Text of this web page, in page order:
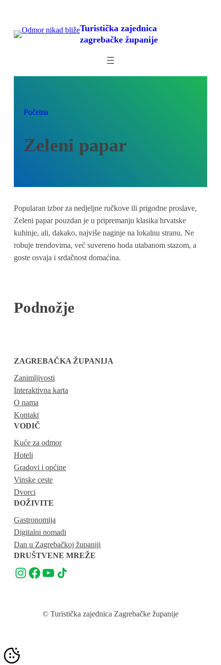
sadržaja
Turistička zajednica
zagrebačke županije
Početna
Zeleni papar
Popularan izbor za nedjeljne ručkove ili prigodne proslave,
Zeleni papar pouzdan je u pripremanju klasika hrvatske
kuhinje, ali, dakako, najviše naginje na lokalnu stranu. Ne
robuje trendovima, već suvereno hoda utabanom stazom, a
goste osvaja i srdačnost domaćina.
Podnožje
ZAGREBAČKA ŽUPANIJA
Zanimljivosti
Interaktivna karta
O nama
Kontakt
VODIČ
Kuće za odmor
Hoteli
Gradovi i općine
Vinske ceste
Dvorci
DOŽIVITE
Gastronomija
Digitalni nomadi
Dan u Zagrebačkoj županiji
DRUŠTVENE MREŽE
© Turistička zajednica Zagrebačke županije